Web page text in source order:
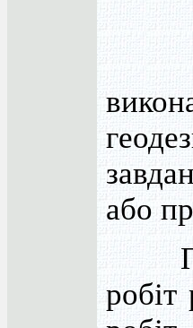
або
При
робіт